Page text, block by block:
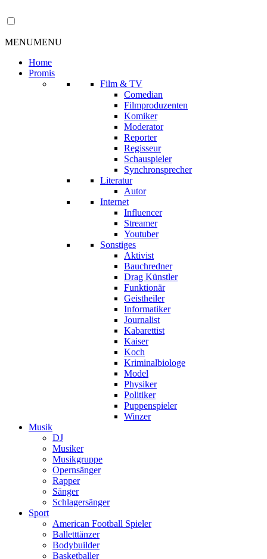
MENUMENU
Home
Promis
Film & TV
Comedian
Filmproduzenten
Komiker
Moderator
Reporter
Regisseur
Schauspieler
Synchronsprecher
Literatur
Autor
Internet
Influencer
Streamer
Youtuber
Sonstiges
Aktivist
Bauchredner
Drag Künstler
Funktionär
Geistheiler
Informatiker
Journalist
Kabarettist
Kaiser
Koch
Kriminalbiologe
Model
Physiker
Politiker
Puppenspieler
Winzer
Musik
DJ
Musiker
Musikgruppe
Opernsänger
Rapper
Sänger
Schlagersänger
Sport
American Football Spieler
Balletttänzer
Bodybuilder
Basketballer